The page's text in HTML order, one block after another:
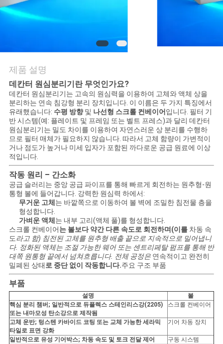
뉴
사
건
인
용
을
요
하
십
시
오
SITEMAP
제품 설명
데칸터 원심분리기란 무엇인가요?
데칸터 원심분리기는 고속의 원심력을 이용하여 고체와 액체 상을
분리하는 연속 침강형 분리 장치입니다. 이 이름은 두 가지 특징에서
유래했습니다: 수평 방향및 나선형 스크롤 컨베이어 입니다. 필터 기
반 시스템(예: 플레이트 및 프레임 또는 벨트 프레스)과 달리 데칸터
원심분리기는 밀도 차이를 이용하여 자연스러운 상 분리를 수행하
므로 필터 매체가 필요하지 않습니다. 따라서 고체 함량이 가변적이
거나 점도가 높거나 미세 입자가 포함된 까다로운 공급 원료에 이상
적입니다.
작동 원리 – 간소화
공급 슬러리는 중앙 공급 파이프를 통해 빠르게 회전하는 원추형-원
통형 볼에 들어갑니다. 강력한 원심력 하에서:
무거운 고체 는 바깥쪽으로 이동하여 볼 벽에 조밀한 침전물 층을
형성합니다.
가벼운 액체 는 내부 고리(액체 풀)를 형성합니다.
스크롤 컨베이어는 볼보다 약간 다른 속도로 회전하며(이를 차동 속
도라고 함) 침전된 고체를 원추형 배출 끝으로 지속적으로 밀어냅니
다. 정화된 액체는 조절 가능한 웨어 또는 센트리페탈 펌프를 통해 반
대쪽 원통형 끝에서 넘쳐흐릅니다. 전체 공정은 연속적이고 완전히
밀폐된 상태로 중단 없이 작동합니다.주요 구조 부품
부품
설명
볼
핵심 분리 챔버; 일반적으로 듀플렉스 스테인리스강(2205)
또는 내마모성 탄소강으로 제작됨
스크롤 컨베이어
고체 운반; 텅스텐 카바이드 코팅 또는 교체 가능한 세라믹
타일로 표면 강화
기어 차동 장치
일반적으로 유성 기어박스; 차동 속도 및 토크 전달 제어
구동 시스템